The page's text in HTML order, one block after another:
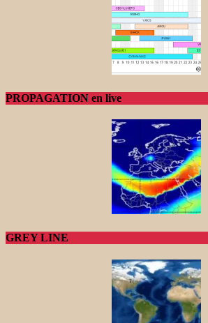
PROPAGATION en live
GREY LINE